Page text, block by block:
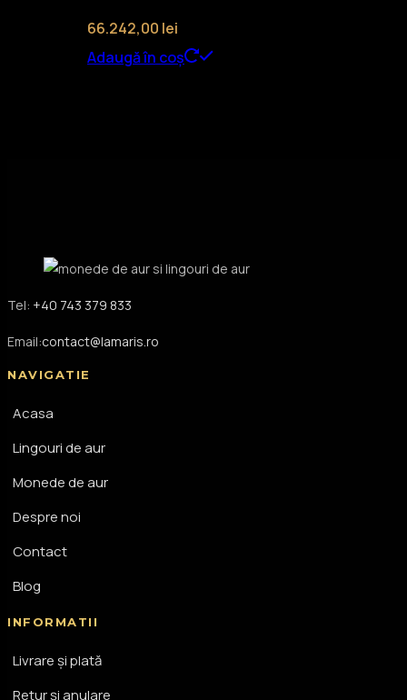
66.242,00 lei
Adaugă în coș
Tel: +40 743 379 833
Email:contact@lamaris.ro
NAVIGATIE
Acasa
Lingouri de aur
Monede de aur
Despre noi
Contact
Blog
INFORMATII
Livrare și plată
Retur și anulare